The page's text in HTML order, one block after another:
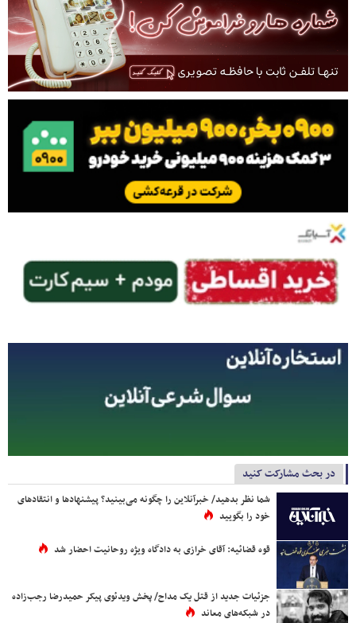
در بحث مشارکت کنید
شما نظر بدهید/ خبرآنلاین را چگونه می‌بینید؟ پیشنهادها و انتقادهای
خود را بگویید
قوه قضائیه: آقای خرازی به دادگاه ویژه روحانیت احضار شد
جزئیات جدید از قتل یک مداح/ پخش ویدئوی پیکر حمیدرضا رجب‌زاده
در شبکه‌های معاند